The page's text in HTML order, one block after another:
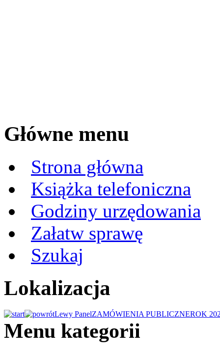
Główne menu
Strona główna
Książka telefoniczna
Godziny urzędowania
Załatw sprawę
Szukaj
Lokalizacja
Lewy PanelZAMÓWIENIA PUBLICZNEROK
Menu kategorii